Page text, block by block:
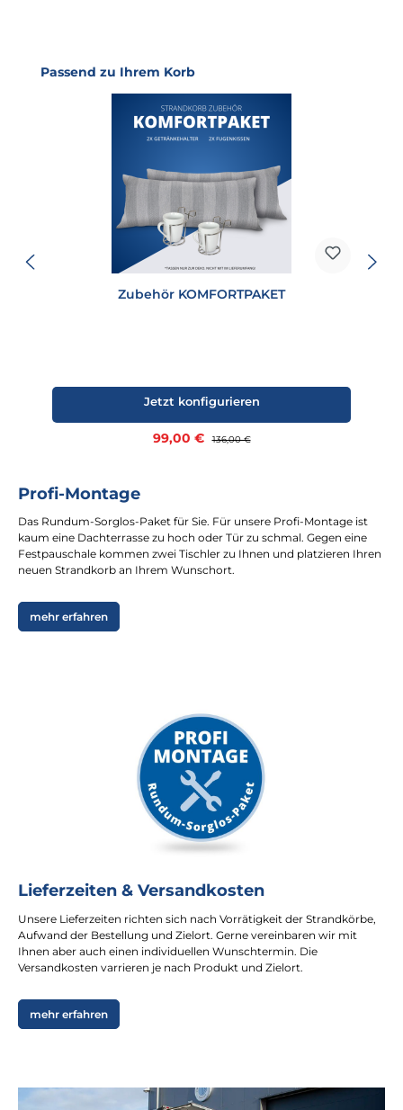
Produktgalerie überspringen
Passend zu Ihrem Korb
Zubehör KOMFORTPAKET
Verkaufspreis:
99,00 € Regulärer Preis:
136,00 €
Jetzt konfigurieren
Profi-Montage
Das Rundum-Sorglos-Paket für Sie. Für unsere Profi-Montage ist
kaum eine Dachterrasse zu hoch oder Tür zu schmal. Gegen eine
Festpauschale kommen zwei Tischler zu Ihnen und platzieren Ihren
neuen Strandkorb an Ihrem Wunschort.
mehr erfahren
Lieferzeiten & Versandkosten
Unsere Lieferzeiten richten sich nach Vorrätigkeit der Strandkörbe,
Aufwand der Bestellung und Zielort. Gerne vereinbaren wir mit
Ihnen aber auch einen individuellen Wunschtermin. Die
Versandkosten varrieren je nach Produkt und Zielort.
mehr erfahren